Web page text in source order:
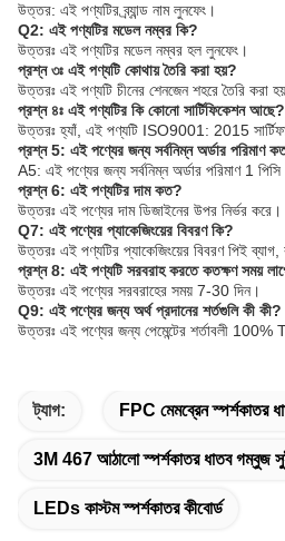
উত্তর: এই পণ্যটির ব্র্যান্ড নাম লুনফেং।
Q2: এই পণ্যটির মডেল নম্বর কি?
উত্তরঃ এই পণ্যটির মডেল নম্বর হল লুনফেং।
প্রশ্ন ৩ঃ এই পণ্যটি কোথায় তৈরি করা হয়?
উত্তরঃ এই পণ্যটি চীনের শেনজেন শহরে তৈরি করা
প্রশ্ন ৪ঃ এই পণ্যটির কি কোনো সার্টিফিকেশন আছে?
উত্তরঃ হ্যাঁ, এই পণ্যটি ISO9001: 2015
প্রশ্ন 5: এই পণ্যের জন্য সর্বনিম্ন অর্ডার পরিমাণ
A5: এই পণ্যের জন্য সর্বনিম্ন অর্ডার পরিমাণ 1
প্রশ্ন 6: এই পণ্যটির দাম কত?
উত্তরঃ এই পণ্যের দাম ডিজাইনের উপর নির্ভর করে।
Q7: এই পণ্যের প্যাকেজিংয়ের বিবরণ কি?
উত্তরঃ এই পণ্যটির প্যাকেজিংয়ের বিবরণ পিই ব্যাগ,
প্রশ্ন 8: এই পণ্যটি সরবরাহ করতে কতক্ষণ সময়
উত্তরঃ এই পণ্যের সরবরাহের সময় 7-30 দিন।
Q9: এই পণ্যের জন্য অর্থ প্রদানের শর্তগুলি কী কী?
উত্তরঃ এই পণ্যের জন্য পেমেন্টের শর্তাবলী
ট্যাগ: FPC মেমব্রেন স্পর্শকাতর
3M 467 আঠালো স্পর্শকাতর ধাতব গম্বুজ
LEDs কাস্টম স্পর্শকাতর কীবোর্ড